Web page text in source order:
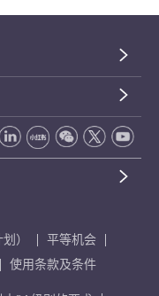
）
平等机会
使用条款及条件